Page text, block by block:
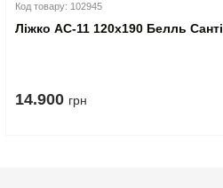
Код товару: 102945
Ліжко АС-11 120x190 Белль Санті
14.900 грн